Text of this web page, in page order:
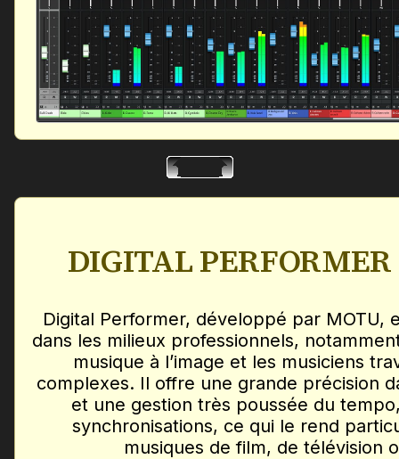
DIGITAL PERFORMER
Digital Performer, développé par MOTU,
dans les milieux professionnels,
musique à l’image et les musiciens
complexes. Il offre une grande précision
et une gestion très poussée du
synchronisations, ce qui le rend
musiques de film, de télévision